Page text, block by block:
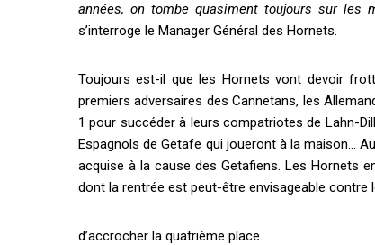
années, on tombe quasiment toujours sur les
s’interroge le Manager Général des Hornets.
Toujours est-il que les Hornets vont devoir
premiers adversaires des Cannetans, les
1 pour succéder à leurs compatriotes de Lahn-
Espagnols de Getafe qui joueront à la maison…
acquise à la cause des Getafiens. Les Hornets
dont la rentrée est peut-être envisageable contre
d’accrocher la quatrième place.